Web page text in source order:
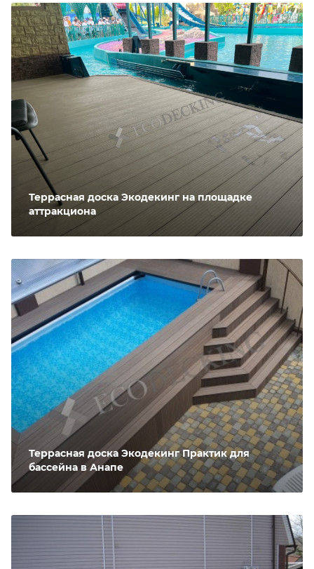
Террасная доска Экодекинг на площадке
аттракциона
Террасная доска Экодекинг Практик для
бассейна в Анапе